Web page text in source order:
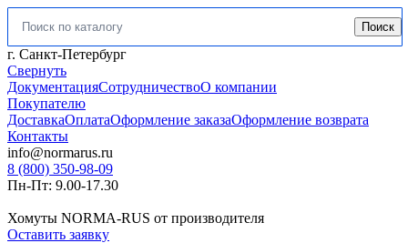
Искать: Поиск
г. Санкт-Петербург
Свернуть
ДокументацияСотрудничествоО компании
Покупателю
ДоставкаОплатаОформление заказаОформление возврата
Контакты
info@normarus.ru
8 (800) 350-98-09
Пн-Пт: 9.00-17.30
Хомуты NORMA-RUS от производителя
Оставить заявку